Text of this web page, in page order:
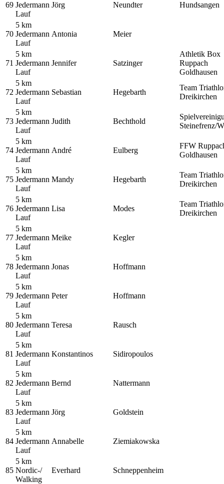
69 Jedermann
Lauf
Jörg Neundter Hundsangen
70
5 km
Jedermann
Lauf
Antonia Meier
71
5 km
Jedermann
Lauf
Jennifer Satzinger
Athletik Box
Ruppach
Goldhausen
72
5 km
Jedermann
Lauf
Sebastian Hegebarth
Team
Dreikirchen
73
5 km
Jedermann
Lauf
Judith Bechthold
Steinefrenz/
74
5 km
Jedermann
Lauf
André Eulberg
FFW
Goldhausen
75
5 km
Jedermann
Lauf
Mandy Hegebarth
Team
Dreikirchen
76
5 km
Jedermann
Lauf
Lisa Modes
Team
Dreikirchen
77
5 km
Jedermann
Lauf
Meike Kegler
78
5 km
Jedermann
Lauf
Jonas Hoffmann
79
5 km
Jedermann
Lauf
Peter Hoffmann
80
5 km
Jedermann
Lauf
Teresa Rausch
81
5 km
Jedermann
Lauf
Konstantinos Sidiropoulos
82
5 km
Jedermann
Lauf
Bernd Nattermann
83
5 km
Jedermann
Lauf
Jörg Goldstein
84
5 km
Jedermann
Lauf
Annabelle Ziemiakowska
85
5 km
Nordic-/
Walking
Everhard Schneppenheim